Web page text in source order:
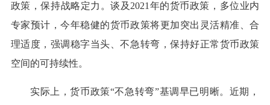
政策，保持战略定力。谈及2021年的货币政策，多位业内
专家预计，今年稳健的货币政策将更加突出灵活精准、合
理适度，强调稳字当头、不急转弯，保持好正常货币政策
空间的可持续性。
实际上，货币政策“不急转弯”基调早已明晰。近期，